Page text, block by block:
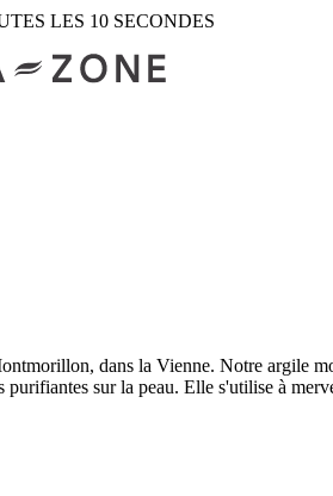
LES 10 SECONDES
dans la Vienne. Notre argile
sur la peau. Elle s'utilise à